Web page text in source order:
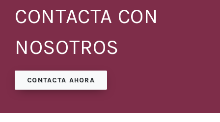
CONTACTA CON
NOSOTROS
CONTACTA AHORA